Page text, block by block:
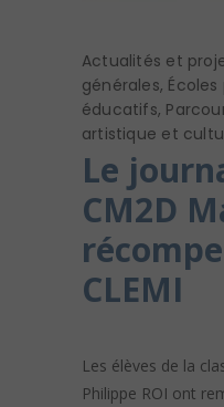
Actualités et
générales,
éducatifs,
artistique et
Le
CM2D
CLEMI
Les élèves de la
Philippe ROI ont